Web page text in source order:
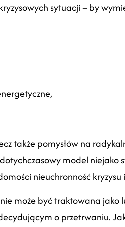
sytuacji – by
także pomysłów na
model
nieuchronność
może być traktowana jako
o przetrwaniu.